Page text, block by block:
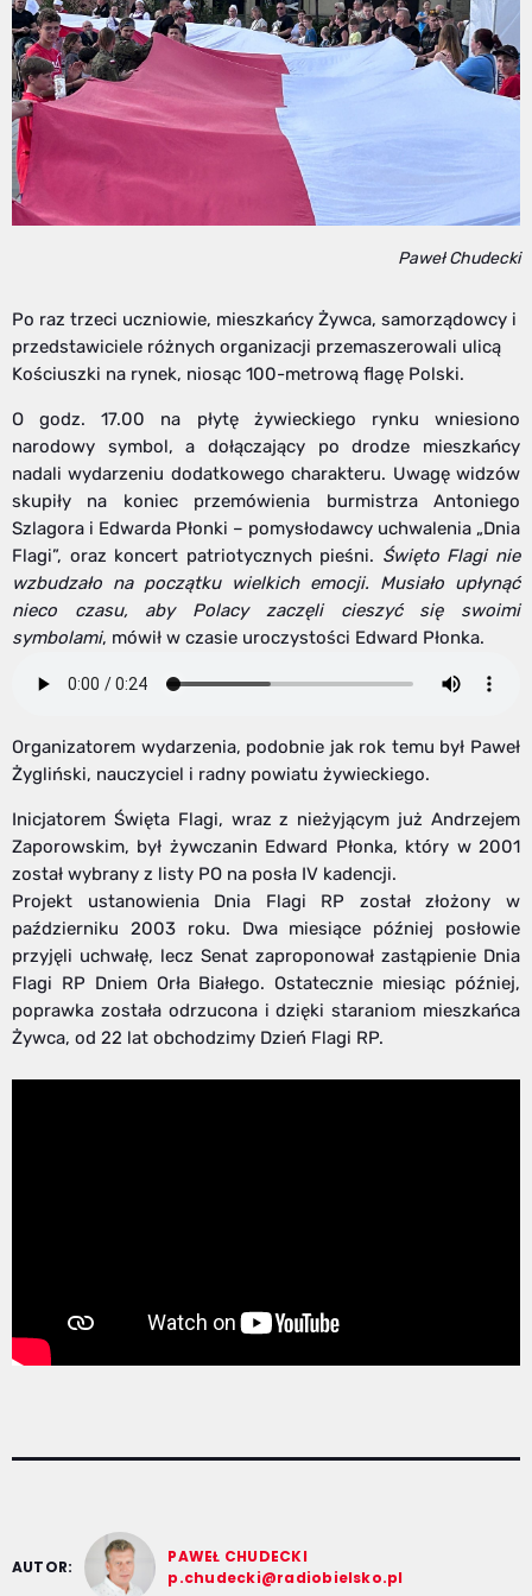
Paweł Chudecki
Po raz trzeci uczniowie, mieszkańcy Żywca, samorządowcy i
przedstawiciele różnych organizacji przemaszerowali ulicą
Kościuszki na rynek, niosąc 100-metrową flagę Polski.
O godz. 17.00 na płytę żywieckiego rynku wniesiono
narodowy symbol, a dołączający po drodze mieszkańcy
nadali wydarzeniu dodatkowego charakteru. Uwagę widzów
skupiły na koniec przemówienia burmistrza Antoniego
Szlagora i Edwarda Płonki – pomysłodawcy uchwalenia „Dnia
Flagi”, oraz koncert patriotycznych pieśni. Święto Flagi nie
wzbudzało na początku wielkich emocji. Musiało upłynąć
nieco czasu, aby Polacy zaczęli cieszyć się swoimi
symbolami, mówił w czasie uroczystości Edward Płonka.
Organizatorem wydarzenia, podobnie jak rok temu był Paweł
Żygliński, nauczyciel i radny powiatu żywieckiego.
Inicjatorem Święta Flagi, wraz z nieżyjącym już Andrzejem
Zaporowskim, był żywczanin Edward Płonka, który w 2001
został wybrany z listy PO na posła IV kadencji.
Projekt ustanowienia Dnia Flagi RP został złożony w
październiku 2003 roku. Dwa miesiące później posłowie
przyjęli uchwałę, lecz Senat zaproponował zastąpienie Dnia
Flagi RP Dniem Orła Białego. Ostatecznie miesiąc później,
poprawka została odrzucona i dzięki staraniom mieszkańca
Żywca, od 22 lat obchodzimy Dzień Flagi RP.
AUTOR:
PAWEŁ CHUDECKI
p.chudecki@radiobielsko.pl